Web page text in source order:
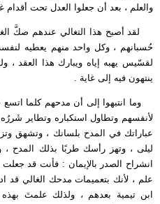
والعلم ، بعد أن جعلوا العدل تحت أقدام
لقد أصبح هذا التغالي عندهم صكَّ
حُسبانهم ، وكل واحد منهم يعطيه
لقسّيس يهبه إياه ويبارك هذا العقد ،
ينتهون فيه إلى غاية .
وما انتبهوا إلى أن مدحهم كلما
لأنفسهم وتطاول استكباره وتطاير شَررُه
عباراتك في المدح بلسانك ، وتشهق
ليلى ، وتهز رأسك طربًا بذلك المدح ،
انشراح الصدر بالإيمان : فأنت قد
علم ، لأنك بتعميمات مدحك الغالي قد
ابن تيمية بعدهم ، ولذلك علمتَ